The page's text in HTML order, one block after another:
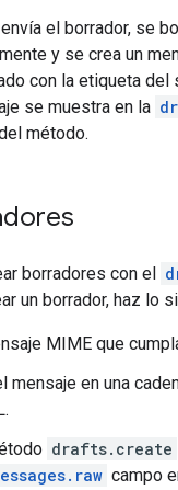
el borrador, se
y se crea un
con la etiqueta del
se muestra en la
método.
borradores con el
un borrador, haz lo
MIME que
mensaje en una
drafts.create
campo